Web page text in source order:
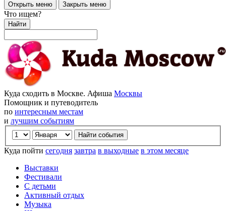
Открыть меню Закрыть меню
Что ищем?
Найти
Куда сходить в Москве. Афиша Москвы
Помощник и путеводитель
по интересным местам
и лучшим событиям
Куда пойти сегодня завтра в выходные в этом месяце
Выставки
Фестивали
С детьми
Активный отдых
Музыка